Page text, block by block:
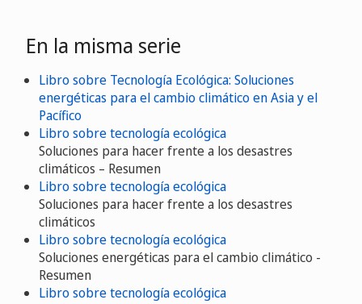
En la misma serie
Libro sobre Tecnología Ecológica: Soluciones
energéticas para el cambio climático en Asia y el
Pacífico
Libro sobre tecnología ecológica
Soluciones para hacer frente a los desastres
climáticos – Resumen
Libro sobre tecnología ecológica
Soluciones para hacer frente a los desastres
climáticos
Libro sobre tecnología ecológica
Soluciones energéticas para el cambio climático -
Resumen
Libro sobre tecnología ecológica